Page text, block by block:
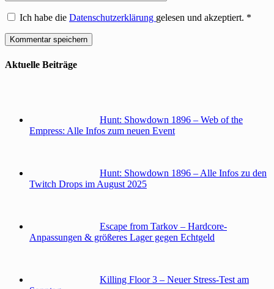
Ich habe die Datenschutzerklärung gelesen und akzeptiert. *
Aktuelle Beiträge
Hunt: Showdown 1896 – Web of the
Empress: Alle Infos zum neuen Event
Hunt: Showdown 1896 – Alle Infos zu den
Twitch Drops im August 2025
Escape from Tarkov – Hardcore-
Anpassungen & größeres Lager gegen Echtgeld
Killing Floor 3 – Neuer Stress-Test am